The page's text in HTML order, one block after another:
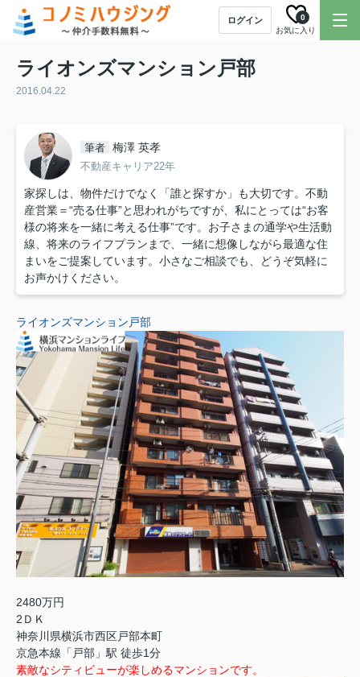
ログイン
お気に入り
0
ライオンズマンション戸部
2016.04.22
筆者 梅澤 英孝
不動産キャリア22年
家探しは、物件だけでなく「誰と探すか」も大切です。不動
産営業＝“売る仕事”と思われがちですが、私にとっては“お客
様の将来を一緒に考える仕事”です。お子さまの通学や生活動
線、将来のライフプランまで、一緒に想像しながら最適な住
まいをご提案しています。小さなご相談でも、どうぞ気軽に
お声かけください。
ライオンズマンション戸部
2480万円
2ＤＫ
神奈川県横浜市西区戸部本町
京急本線「戸部」駅 徒歩1分
素敵なシティビューが楽しめるマンションです。